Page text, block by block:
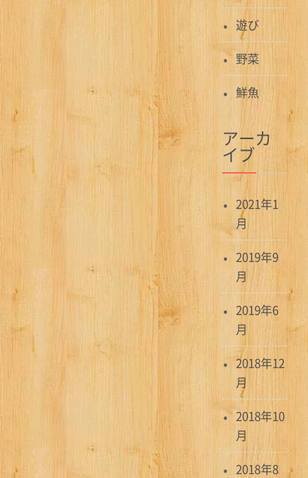
遊び
野菜
鮮魚
アーカ
イブ
2021年1
月
2019年9
月
2019年6
月
2018年12
月
2018年10
月
2018年8